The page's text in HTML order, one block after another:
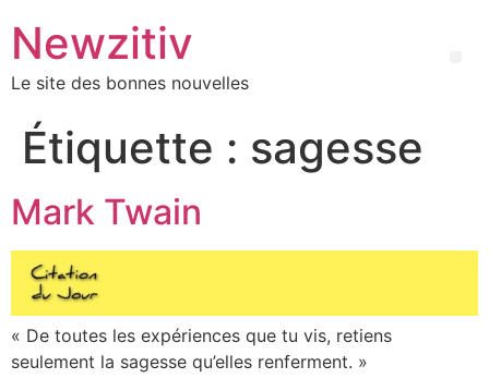
Newzitiv
Le site des bonnes nouvelles
Étiquette : sagesse
Mark Twain
« De toutes les expériences que tu vis, retiens
seulement la sagesse qu’elles renferment. »